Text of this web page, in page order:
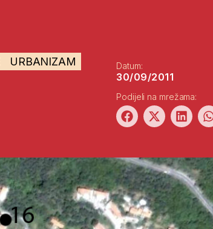
URBANIZAM Datum:
30/09/2011
Podijeli na mrežama: